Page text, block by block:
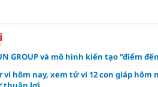
GROUP và mô hình kiến tạo "điểm
vi hôm nay, xem tử vi 12 con giáp hôm